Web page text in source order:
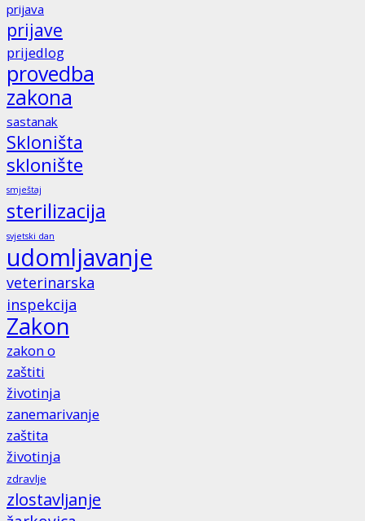
prijava
prijave
prijedlog
provedba
zakona
sastanak
Skloništa
sklonište
smještaj
sterilizacija
svjetski dan
udomljavanje
veterinarska
inspekcija
Zakon
zakon o
zaštiti
životinja
zanemarivanje
zaštita
životinja
zdravlje
zlostavljanje